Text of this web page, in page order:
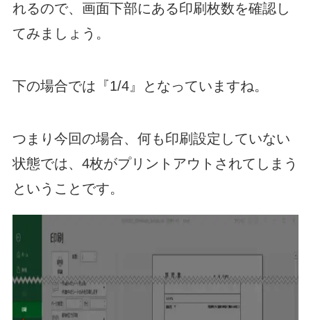
れるので、画面下部にある印刷枚数を確認し
てみましょう。
下の場合では『1/4』となっていますね。
つまり今回の場合、何も印刷設定していない
状態では、4枚がプリントアウトされてしまう
ということです。